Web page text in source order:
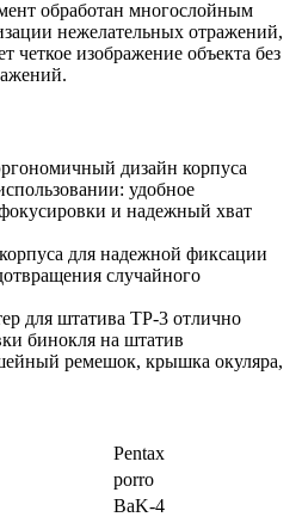
обработан многослойным
нежелательных отражений,
четкое изображение объекта без
дизайн корпуса
удобное
и надежный хват
для надежной фиксации
случайного
для штатива TP-3 отлично
бинокля на штатив
ремешок, крышка окуляра,
Pentax
porro
BaK-4